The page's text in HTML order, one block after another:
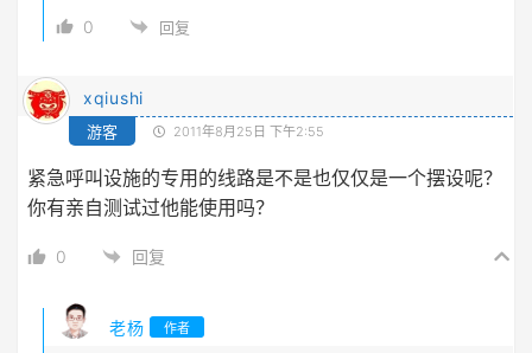
0 回复
xqiushi
游客 2011年8月25日 下午2:55
紧急呼叫设施的专用的线路是不是也仅仅是一个摆设呢？
你有亲自测试过他能使用吗？
0 回复
老杨 作者